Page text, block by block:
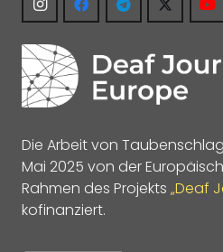
Die Arbeit von
Mai 2025 von der
Rahmen des Projekts „Deaf
kofinanziert.